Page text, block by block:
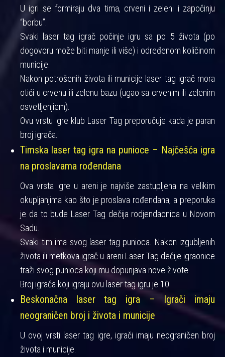
U igri se formiraju dva tima, crveni i zeleni i započinju
“borbu”.
Svaki laser tag igrač počinje igru sa po 5 života (po
dogovoru može biti manje ili više) i određenom količinom
municije.
Nakon potrošenih života ili municije laser tag igrač mora
otići u crvenu ili zelenu bazu (ugao sa crvenim ili zelenim
osvetljenjiem).
Ovu vrstu igre klub Laser Tag preporučuje kada je paran
broj igrača.
Timska laser tag igra na punioce – Najčešća igra
na proslavama rođendana
Ova vrsta igre u areni je najviše zastupljena na velikim
okupljanjima kao što je proslava rođendana, a preporuka
je da to bude Laser Tag dečija rodjendaonica u Novom
Sadu.
Svaki tim ima svog laser tag punioca. Nakon izgubljenih
života ili metkova igrač u areni Laser Tag dečije igraonice
traži svog punioca koji mu dopunjava nove živote.
Broj igrača koji igraju ovu laser tag igru je 10.
Beskonačna laser tag igra – Igrači imaju
neograničen broj i života i municije
U ovoj vrsti laser tag igre, igrači imaju neograničen broj
života i municije.